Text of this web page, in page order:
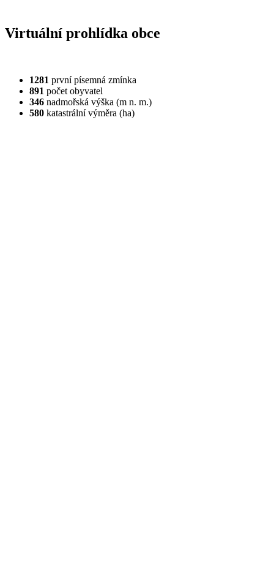
Virtuální prohlídka obce
1281 první písemná zmínka
891 počet obyvatel
346 nadmořská výška (m n. m.)
580 katastrální výměra (ha)